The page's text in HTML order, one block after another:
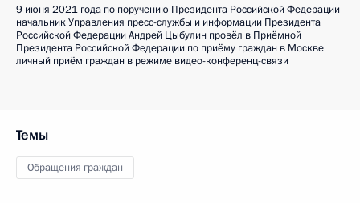
9 июня 2021 года по поручению Президента Российской Федерации
начальник Управления пресс-службы и информации Президента
Российской Федерации Андрей Цыбулин провёл в Приёмной
Президента Российской Федерации по приёму граждан в Москве
личный приём граждан в режиме видео-конференц-связи
Темы
Обращения граждан